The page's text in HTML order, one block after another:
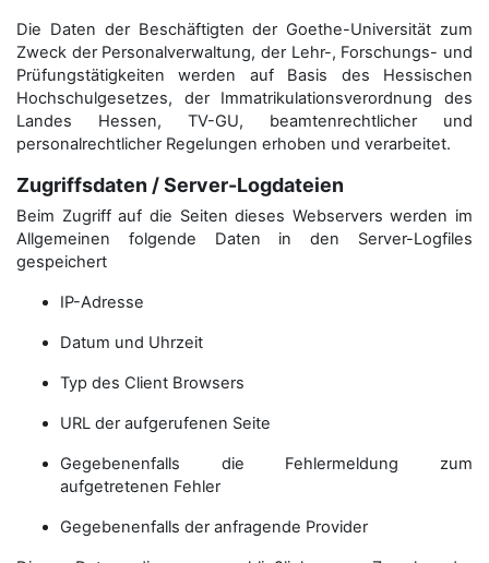
Die Daten der Beschäftigten der Goethe-Universität zum
Zweck der Personal­verwaltung, der Lehr-, Forschungs- und
Prüfungstätigkeiten werden auf Basis des Hessischen
Hochschulgesetzes, der Immatrikulations­verordnung des
Landes Hessen, TV-GU, beamtenrechtlicher und
personalrechtlicher Regelungen erhoben und verarbeitet.
Zugriffsdaten / Server-Logdateien
Beim Zugriff auf die Seiten dieses Webservers werden im
Allgemeinen folgende Daten in den Server-Logfiles
gespeichert
IP-Adresse
Datum und Uhrzeit
Typ des Client Browsers
URL der aufgerufenen Seite
Gegebenenfalls die Fehlermeldung zum
aufgetretenen Fehler
Gegebenenfalls der anfragende Provider